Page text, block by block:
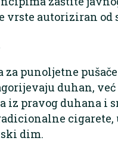
autoriziran od
punoljetne
duhan, već
iz pravog duhana i
dim.